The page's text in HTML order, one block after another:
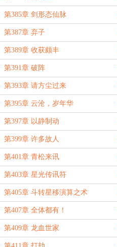
第385章 剑形态仙脉
第387章 弃子
第389章 收获颇丰
第391章 破阵
第393章 请方尘过来
第395章 云沧，岁年华
第397章 以静制动
第399章 许多故人
第401章 青松来讯
第403章 星光传讯符
第405章 斗转星移演算之术
第407章 全体都有！
第409章 龙血世家